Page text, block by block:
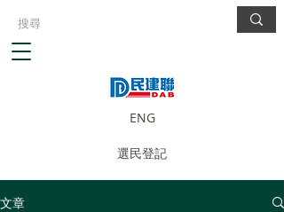
ENG
選民登記
文章